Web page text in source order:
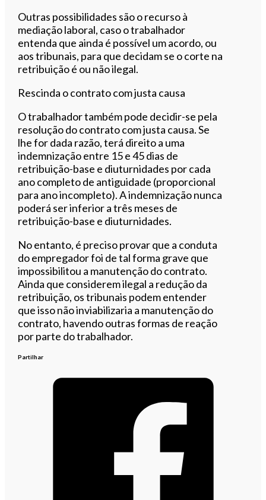
Outras possibilidades são o recurso à
mediação laboral, caso o trabalhador
entenda que ainda é possível um acordo, ou
aos tribunais, para que decidam se o corte na
retribuição é ou não ilegal.
Rescinda o contrato com justa causa
O trabalhador também pode decidir-se pela
resolução do contrato com justa causa. Se
lhe for dada razão, terá direito a uma
indemnização entre 15 e 45 dias de
retribuição-base e diuturnidades por cada
ano completo de antiguidade (proporcional
para ano incompleto). A indemnização nunca
poderá ser inferior a três meses de
retribuição-base e diuturnidades.
No entanto, é preciso provar que a conduta
do empregador foi de tal forma grave que
impossibilitou a manutenção do contrato.
Ainda que considerem ilegal a redução da
retribuição, os tribunais podem entender
que isso não inviabilizaria a manutenção do
contrato, havendo outras formas de reação
por parte do trabalhador.
Partilhar